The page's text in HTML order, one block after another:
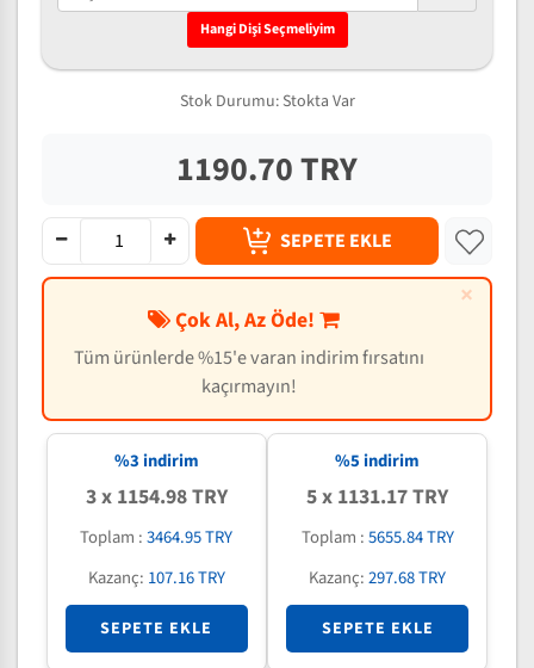
Hangi Dişi Seçmeliyim
Stok Durumu: Stokta Var
1190.70 TRY
SEPETE EKLE
×
Çok Al, Az Öde!
Tüm ürünlerde %15'e varan indirim fırsatını
kaçırmayın!
%3 indirim
3 x 1154.98 TRY
Toplam :3464.95 TRY
Kazanç: 107.16 TRY
SEPETE EKLE
%5 indirim
5 x 1131.17 TRY
Toplam :5655.84 TRY
Kazanç:297.68 TRY
SEPETE EKLE